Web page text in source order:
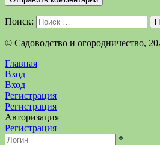
Поиск:
©️ Садоводство и огородничество,
Главная
Вход
Вход
Регистрация
Регистрация
Авторизация
Регистрация
*